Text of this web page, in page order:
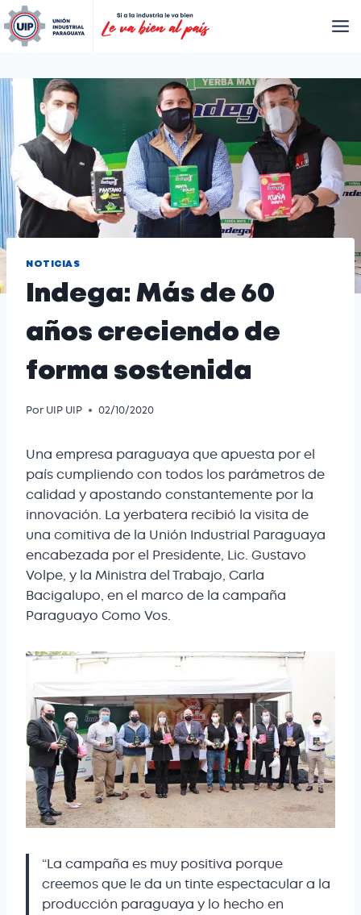
NOTICIAS
Indega: Más de 60
años creciendo de
forma sostenida
Por UIP UIP 02/10/2020
Una empresa paraguaya que apuesta por el
país cumpliendo con todos los parámetros de
calidad y apostando constantemente por la
innovación. La yerbatera recibió la visita de
una comitiva de la Unión Industrial Paraguaya
encabezada por el Presidente, Lic. Gustavo
Volpe, y la Ministra del Trabajo, Carla
Bacigalupo, en el marco de la campaña
Paraguayo Como Vos.
“La campaña es muy positiva porque
creemos que le da un tinte espectacular a la
producción paraguaya y lo hecho en